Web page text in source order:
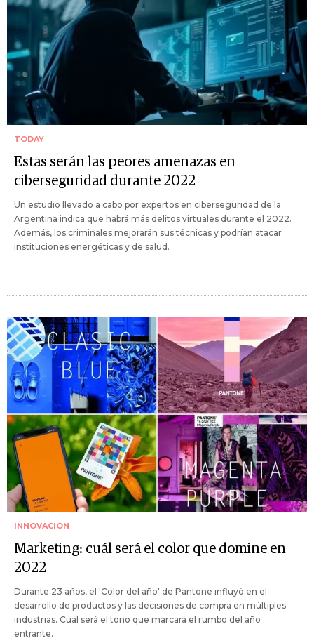
TODAY
Estas serán las peores amenazas en
ciberseguridad durante 2022
Un estudio llevado a cabo por expertos en ciberseguridad de la
Argentina indica que habrá más delitos virtuales durante el 2022.
Además, los criminales mejorarán sus técnicas y podrían atacar
instituciones energéticas y de salud.
INNOVACIÓN
Marketing: cuál será el color que domine en
2022
Durante 23 años, el 'Color del año' de Pantone influyó en el
desarrollo de productos y las decisiones de compra en múltiples
industrias. Cuál será el tono que marcará el rumbo del año
entrante.